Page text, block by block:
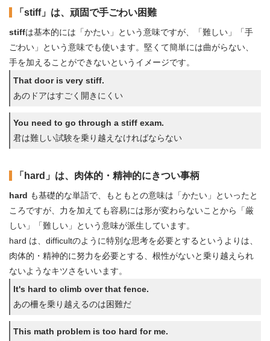
「stiff」は、頑固で手ごわい困難
stiffは基本的には「かたい」という意味ですが、「難しい」「手
ごわい」という意味でも使います。堅くて簡単には曲がらない、
手を加えることができないというイメージです。
That door is very stiff.
あのドアはすごく開きにくい
You need to go through a stiff exam.
君は難しい試験を乗り越えなければならない
「hard」は、肉体的・精神的にきつい事柄
hard も基礎的な単語で、もともとの意味は「かたい」といったと
ころですが、力を加えても容易には形が変わらないことから「厳
しい」「難しい」という意味が派生しています。
hard は、difficultのように特別な思考を必要とするというよりは、
肉体的・精神的に努力を必要とする、根性がないと乗り越えられ
ないようなキツさをいいます。
It's hard to climb over that fence.
あの柵を乗り越えるのは困難だ
This math problem is too hard for me.